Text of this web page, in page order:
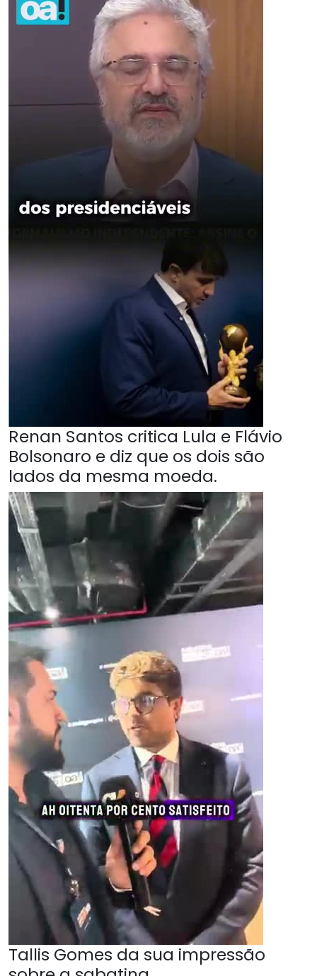
Renan Santos critica Lula e Flávio
Bolsonaro e diz que os dois são
lados da mesma moeda.
Tallis Gomes da sua impressão